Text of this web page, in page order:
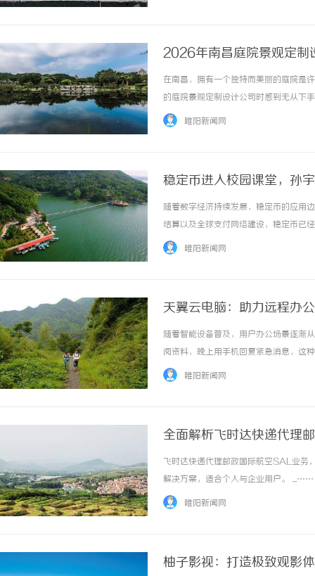
2026年南昌庭院景观定制
在南昌，拥有一个独特而美丽的庭院是
的庭院景观定制设计公司时感到无从下
它能为你打造出美出新高度的庭院景观
睢阳新闻网
稳定币进入校园课堂，孙
随着数字经济持续发展，稳定币的应用
结算以及全球支付网络建设，稳定币已
受到越来越多年轻开发者的关注，并成
睢阳新闻网
天翼云电脑：助力远程办
随着智能设备普及，用户办公场景逐
阅资料，晚上用手机回复紧急消息，这
在明显缺陷：用U盘拷贝文件易遗漏最
睢阳新闻网
全面解析飞时达快递代理
飞时达快递代理邮政国际航空SAL业务
解决方案，适合个人与企业用户。 ...……
睢阳新闻网
柚子影视：打造极致观影